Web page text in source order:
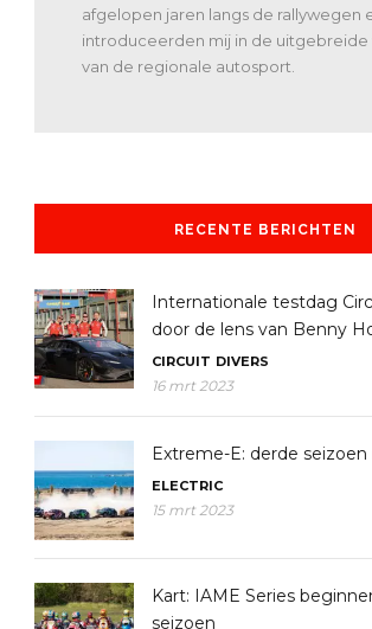
afgelopen jaren langs de rallywegen
introduceerden mij in de uitgebreide
van de regionale autosport.
RECENTE BERICHTEN
Internationale testdag
door de lens van Benny
CIRCUIT DIVERS
16 mrt 2023
Extreme-E: derde
ELECTRIC
15 mrt 2023
Kart: IAME Series
seizoen